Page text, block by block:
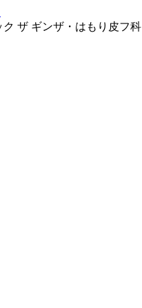
ザ ギンザ・はもり皮フ科